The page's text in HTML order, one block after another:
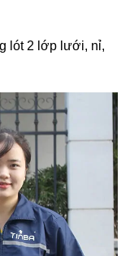
lót 2 lớp lưới, nỉ,